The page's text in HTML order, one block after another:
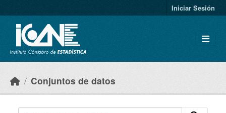
Iniciar Sesión
Conjuntos de datos